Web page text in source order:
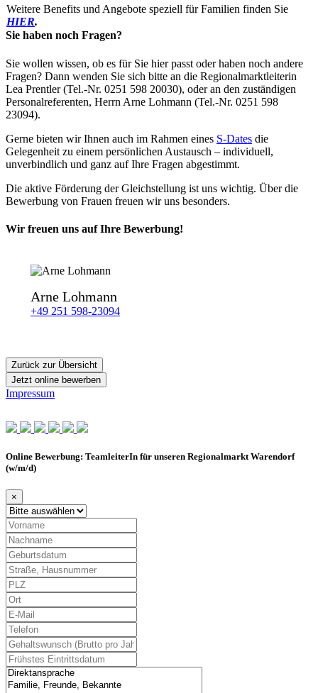
Weitere Benefits und Angebote speziell für Familien finden Sie
HIER.
Sie haben noch Fragen?
Sie wollen wissen, ob es für Sie hier passt oder haben noch andere
Fragen? Dann wenden Sie sich bitte an die Regionalmarktleiterin
Lea Prentler (Tel.-Nr. 0251 598 20030), oder an den zuständigen
Personalreferenten, Herrn Arne Lohmann (Tel.-Nr. 0251 598
23094).
Gerne bieten wir Ihnen auch im Rahmen eines S-Dates die
Gelegenheit zu einem persönlichen Austausch – individuell,
unverbindlich und ganz auf Ihre Fragen abgestimmt.
Die aktive Förderung der Gleichstellung ist uns wichtig. Über die
Bewerbung von Frauen freuen wir uns besonders.
Wir freuen uns auf Ihre Bewerbung!
Arne Lohmann
+49 251 598-23094
Zurück zur Übersicht
Jetzt online bewerben
Impressum
Online Bewerbung: TeamleiterIn für unseren Regionalmarkt Warendorf
(w/m/d)
×